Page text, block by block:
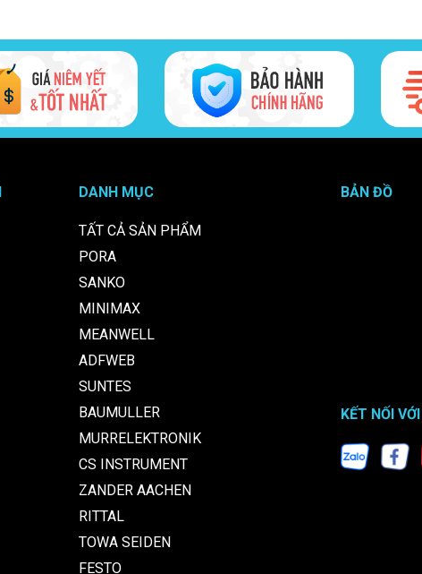
DANH MỤC
TẤT CẢ SẢN PHẨM
PORA
SANKO
MINIMAX
MEANWELL
ADFWEB
SUNTES
BAUMULLER
MURRELEKTRONIK
CS INSTRUMENT
ZANDER AACHEN
RITTAL
TOWA SEIDEN
FESTO
BẢN ĐỒ
KẾT NỐI